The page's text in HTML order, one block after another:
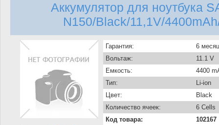
Аккумулятор для ноутбука
N150/Black/11,1V/
Гарантия:
6
Вольтаж:
11.1 V
Емкость:
4400
Тип:
Li-ion
Цвет:
Black
Количество ячеек:
6 Cells
Код товара:
102167